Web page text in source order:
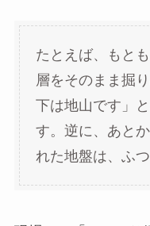
たとえば、もと
層をそのまま掘
下は地山です」
す。逆に、あと
れた地盤は、ふ